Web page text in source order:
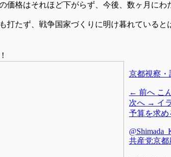
格はそれほど下がらず、今後、数ヶ月に
たず、戦争国家づくりに明け暮れていると
カ
ゴ
リ
ー
京都視察・
← 前へ 前
の
投
こ
次へ → 次
の
稿:
イ
予算を求
共産党京都